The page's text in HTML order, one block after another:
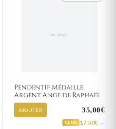
Pendentif Médaille
Argent Ange de Raphaël
AJOUTER 35,00€
CLUB 17,50€ →